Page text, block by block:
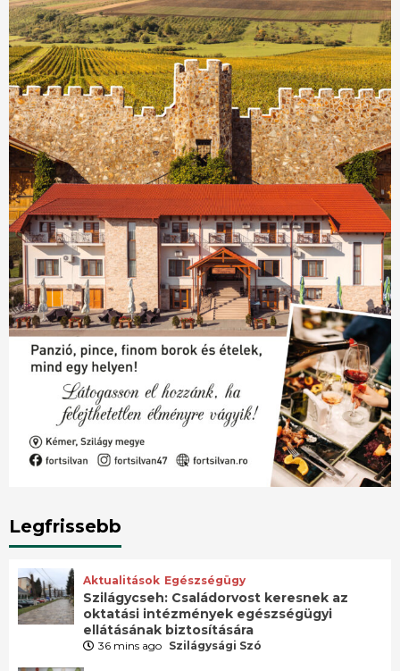
Legfrissebb
Aktualitások Egészségügy
Szilágycseh: Családorvost keresnek az
oktatási intézmények egészségügyi
ellátásának biztosítására
36 mins ago Szilágysági Szó